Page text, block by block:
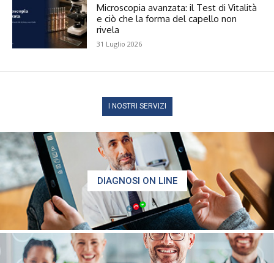
Microscopia avanzata: il Test di Vitalità
e ciò che la forma del capello non
rivela
31 Luglio 2026
I NOSTRI SERVIZI
DIAGNOSI ON LINE